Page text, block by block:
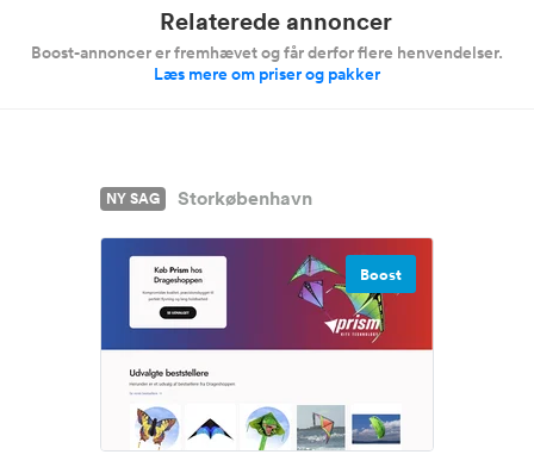
Relaterede annoncer
Boost-annoncer er fremhævet og får derfor flere henvendelser.
Læs mere om priser og pakker
NY SAG Storkøbenhavn
Boost